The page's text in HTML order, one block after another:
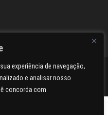
experiência de navegação,
e analisar nosso
concorda com